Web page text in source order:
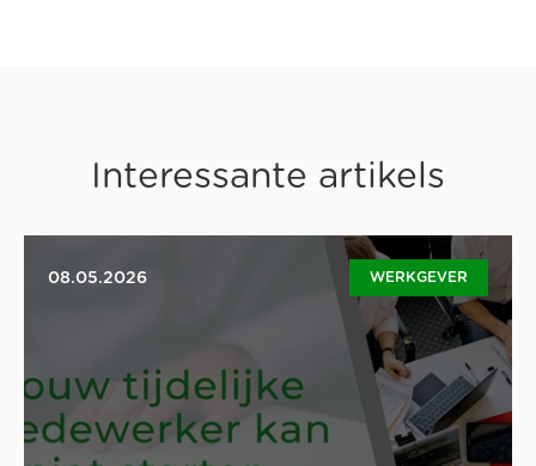
Interessante artikels
08.05.2026 WERKGEVER
De kans bestaat altijd dat jouw medewerker op het
geplande moment niet kan starten. Mogelijk vanwege
de vermindering van werk, medewerker die last-minute
iets anders op de planning heeft of een medewerker
die ziek wordt. Er zijn het wat redenen waarom een
geplande tewerkstelling niet kan doorgaan.